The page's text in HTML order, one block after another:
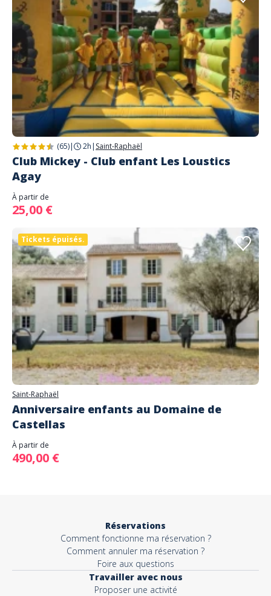
(65)| 2h | Saint-Raphaël
Club Mickey - Club enfant Les Loustics
Agay
À partir de
25,00 €
Tickets épuisés.
Saint-Raphaël
Anniversaire enfants au Domaine de
Castellas
À partir de
490,00 €
Réservations
Comment fonctionne ma réservation ?
Comment annuler ma réservation ?
Foire aux questions
Travailler avec nous
Proposer une activité